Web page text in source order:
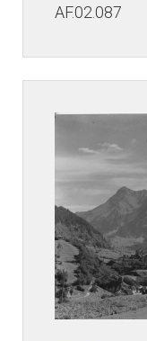
AF.02.087